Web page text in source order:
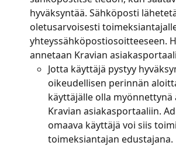
hyväksyntää. Sähköposti
oletusarvoisesti
yhteyssähköpostiosoitteeseen.
annetaan Kravian
Jotta käyttäjä pystyy
oikeudellisen perinnän
käyttäjälle olla
Kravian asiakasportaaliin.
omaava käyttäjä voi siis
toimeksiantajan edustajana.